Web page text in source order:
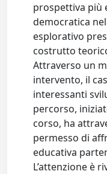
prospettiva più
democratica
esplorativo
costrutto
Attraverso un
intervento, il
interessanti
percorso,
corso, ha
permesso di
educativa
L’attenzione è